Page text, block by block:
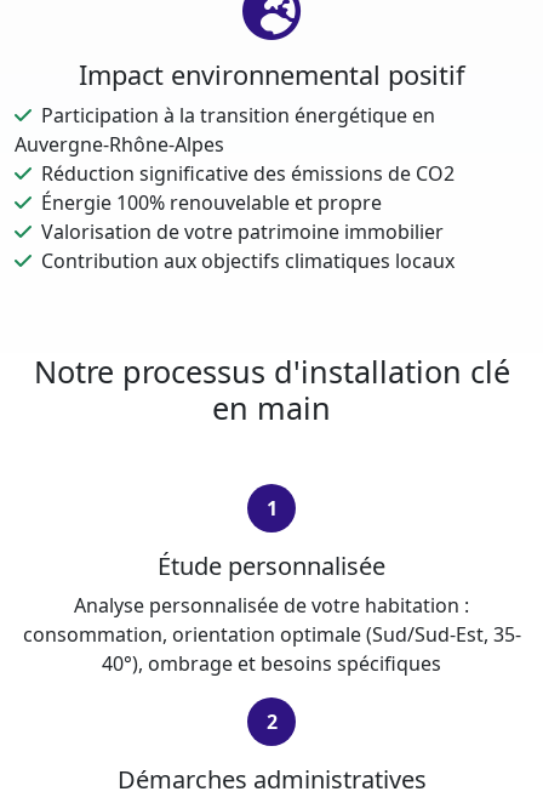
Impact environnemental positif
Participation à la transition énergétique en
Auvergne-Rhône-Alpes
Réduction significative des émissions de CO2
Énergie 100% renouvelable et propre
Valorisation de votre patrimoine immobilier
Contribution aux objectifs climatiques locaux
Notre processus d'installation clé
en main
1
Étude personnalisée
Analyse personnalisée de votre habitation :
consommation, orientation optimale (Sud/Sud-Est, 35-
40°), ombrage et besoins spécifiques
2
Démarches administratives